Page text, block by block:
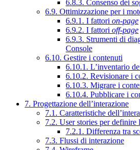
6.8.3. Consenso dei
6.9. Ottimizzazione per i
6.9.1. I fattori on-page
6.9.2. I fattori off-page
6.9.3. Strumenti di
Console
6.10. Gestire i contenuti
6.10.1. L’inventario
6.10.2. Revisionare i
6.10.3. Migrare i
6.10.4. Pubblicare i
7. Progettazione dell’interazione
7.1. Caratteristiche
7.2. User stories per definire
7.2.1. Differenza tra
7.3. Flussi di interazione